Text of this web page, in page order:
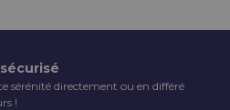
sérénité directement ou en différé
!